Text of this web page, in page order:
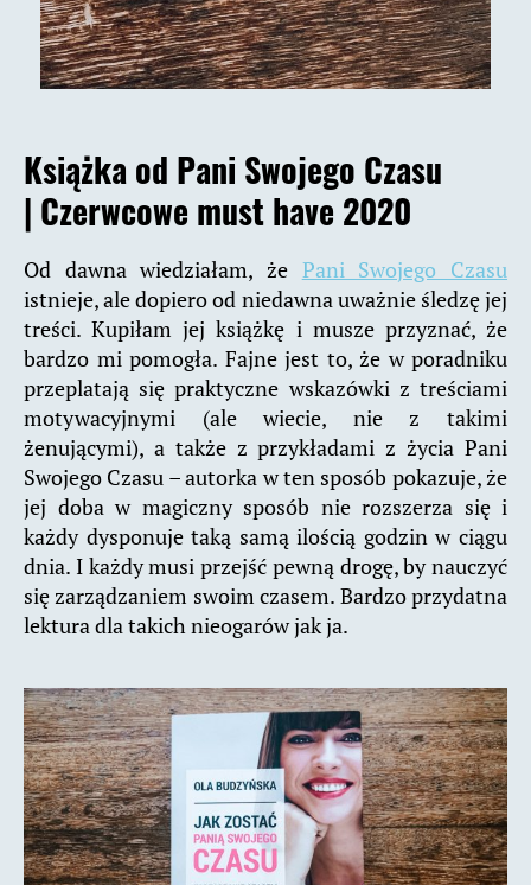
Książka od Pani Swojego Czasu
| Czerwcowe must have 2020
Od dawna wiedziałam, że Pani Swojego Czasu
istnieje, ale dopiero od niedawna uważnie śledzę jej
treści. Kupiłam jej książkę i musze przyznać, że
bardzo mi pomogła. Fajne jest to, że w poradniku
przeplatają się praktyczne wskazówki z treściami
motywacyjnymi (ale wiecie, nie z takimi
żenującymi), a także z przykładami z życia Pani
Swojego Czasu – autorka w ten sposób pokazuje, że
jej doba w magiczny sposób nie rozszerza się i
każdy dysponuje taką samą ilością godzin w ciągu
dnia. I każdy musi przejść pewną drogę, by nauczyć
się zarządzaniem swoim czasem. Bardzo przydatna
lektura dla takich nieogarów jak ja.